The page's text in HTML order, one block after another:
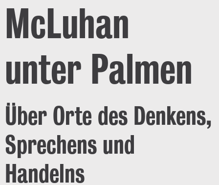
McLuhan
unter Palmen
Über Orte des Denkens,
Sprechens und
Handelns